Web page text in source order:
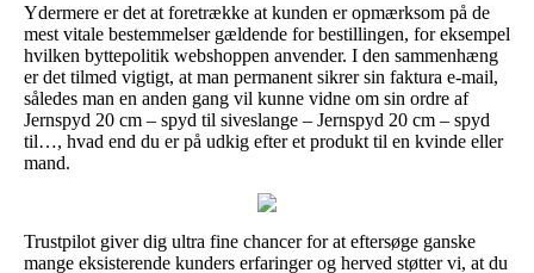
Ydermere er det at foretrække at kunden er opmærksom på de
mest vitale bestemmelser gældende for bestillingen, for eksempel
hvilken byttepolitik webshoppen anvender. I den sammenhæng
er det tilmed vigtigt, at man permanent sikrer sin faktura e-mail,
således man en anden gang vil kunne vidne om sin ordre af
Jernspyd 20 cm – spyd til siveslange – Jernspyd 20 cm – spyd
til…, hvad end du er på udkig efter et produkt til en kvinde eller
mand.
Trustpilot giver dig ultra fine chancer for at eftersøge ganske
mange eksisterende kunders erfaringer og herved støtter vi, at du